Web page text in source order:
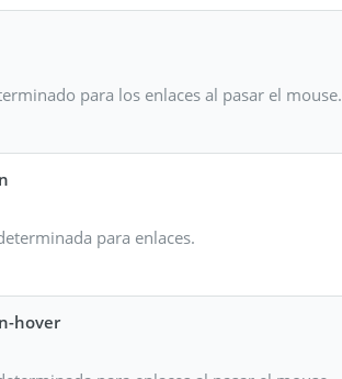
para los enlaces al pasar el mouse.
para enlaces.
hover